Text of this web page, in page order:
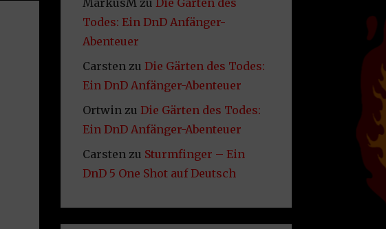
MarkusMzu Die Gärten des
Todes: Ein DnD Anfänger-
Abenteuer
Carstenzu Die Gärten des Todes:
Ein DnD Anfänger-Abenteuer
Ortwinzu Die Gärten des Todes:
Ein DnD Anfänger-Abenteuer
Carstenzu Sturmfinger – Ein
DnD 5 One Shot auf Deutsch